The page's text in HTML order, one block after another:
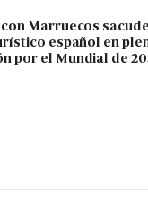
Marruecos
español en
por el Mundial de